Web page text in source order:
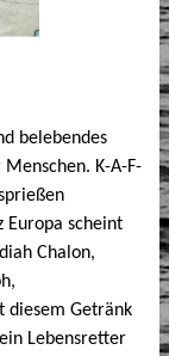
belebendes
K-A-F-
Europa scheint
Chalon,
diesem Getränk
Lebensretter